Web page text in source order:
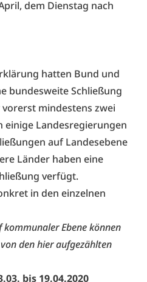
dem Dienstag nach
hatten Bund und
bundesweite Schließung
mindestens zwei
einige Landesregierungen
auf Landesebene
Länder haben eine
verfügt.
in den einzelnen
Ebene können
den hier aufgezählten
bis 19.04.2020